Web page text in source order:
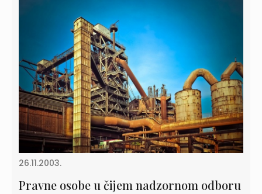
26.11.2003.
Pravne osobe u čijem nadzornom odboru